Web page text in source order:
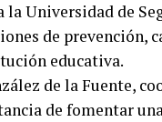
Universidad de
de prevención,
educativa.
de la Fuente,
de fomentar